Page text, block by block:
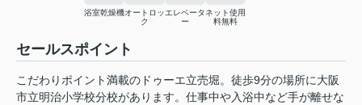
浴室乾燥機オートロッ
ク
エレベータ
ー
ネット使用
料無料
セールスポイント
こだわりポイント満載のドゥーエ立売堀。徒歩9分の場所に大阪
市立明治小学校分校があります。仕事中や入浴中など手が離せな